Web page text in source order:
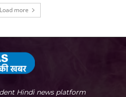
Load more
Hindi news platform